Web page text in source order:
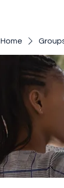
Home